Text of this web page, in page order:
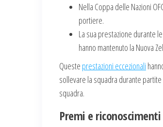
Nella Coppa delle Nazioni
portiere.
La sua prestazione durante
hanno mantenuto la Nuova
Queste prestazioni eccezionali
sollevare la squadra durante
squadra.
Premi e